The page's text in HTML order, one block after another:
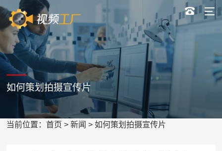
如何策划拍摄宣传片
当前位置：首页 >新闻 > 如何策划拍摄宣传片